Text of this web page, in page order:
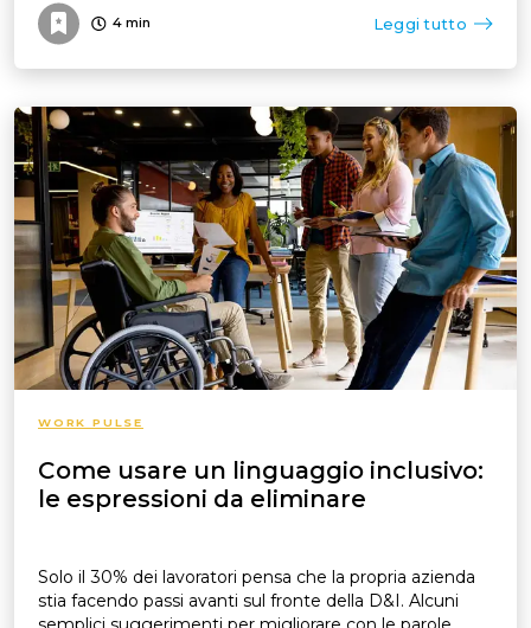
4 min Leggi tutto
WORK PULSE
Come usare un linguaggio inclusivo:
le espressioni da eliminare
Solo il 30% dei lavoratori pensa che la propria azienda
stia facendo passi avanti sul fronte della D&I. Alcuni